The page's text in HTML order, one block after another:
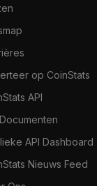
op CoinStats
API
API Dashboard
Nieuws Feed